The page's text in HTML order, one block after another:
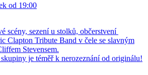
od 19:00
scény, sezení u stolků, občerstvení
Clapton Tribute Band v čele se slavným
Stevensem.
je téměř k nerozeznání od originálu!